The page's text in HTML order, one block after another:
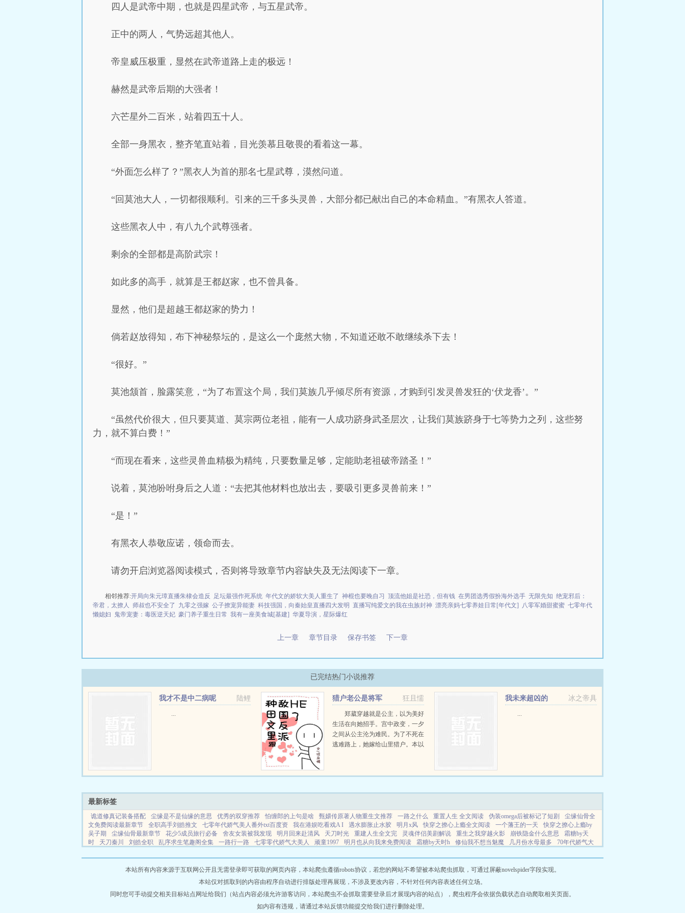
四人是武帝中期，也就是四星武帝，与五星武帝。
正中的两人，气势远超其他人。
帝皇威压极重，显然在武帝道路上走的极远！
赫然是武帝后期的大强者！
六芒星外二百米，站着四五十人。
全部一身黑衣，整齐笔直站着，目光羡慕且敬畏的看着这一幕。
“外面怎么样了？”黑衣人为首的那名七星武尊，漠然问道。
“回莫池大人，一切都很顺利。引来的三千多头灵兽，大部分都已献出自己的本命精血。”有黑衣人答道。
这些黑衣人中，有八九个武尊强者。
剩余的全部都是高阶武宗！
如此多的高手，就算是王都赵家，也不曾具备。
显然，他们是超越王都赵家的势力！
倘若赵放得知，布下神秘祭坛的，是这么一个庞然大物，不知道还敢不敢继续杀下去！
“很好。”
莫池颔首，脸露笑意，“为了布置这个局，我们莫族几乎倾尽所有资源，才购到引发灵兽发狂的‘伏龙香’。”
“虽然代价很大，但只要莫道、莫宗两位老祖，能有一人成功跻身武圣层次，让我们莫族跻身于七等势力之列，这些努
力，就不算白费！”
“而现在看来，这些灵兽血精极为精纯，只要数量足够，定能助老祖破帝踏圣！”
说着，莫池吩咐身后之人道：“去把其他材料也放出去，要吸引更多灵兽前来！”
“是！”
有黑衣人恭敬应诺，领命而去。
请勿开启浏览器阅读模式，否则将导致章节内容缺失及无法阅读下一章。
相邻推荐:开局向朱元璋直播朱棣会造反 足坛最强作死系统 年代文的娇软大美人重生了 神棍也要晚自习 顶流他姐是社恐，但有钱 在男团选秀假扮海外选手 无限先知 绝宠邪后：
帝君，太撩人
师叔也不安全了 九零之强嫁 公子撩宠异能妻 科技强国，向秦始皇直播四大发明 直播写纯爱文的我在虫族封神 漂亮亲妈七零养娃日常[年代文] 八零军婚甜蜜蜜 七零年代
懒媳妇
鬼帝宠妻：毒医逆天妃 豪门养子重生日常 我有一座美食城[基建] 华夏导演，星际爆红
上一章 章节目录 保存书签 下一章
已完结热门小说推荐
陆鲤
我才不是中二病呢
...
狂且懦
猎户老公是将军
郑葳穿越就是公主，以为美好
生活在向她招手。宫中政变，一夕
之间从公主沦为难民。为了不死在
逃难路上，她嫁给山里猎户。本以
冰之帝具
我未来超凶的
...
最新标签
诡道修真记装备搭配 尘缘是不是仙缘的意思 优秀的双穿推荐 怕缠郎的上句是啥 甄嬛传原著人物重生文推荐 一路之什么 重置人生 全文阅读 伪装omega后被标记了短剧
尘缘仙骨全
文免费阅读最新章节
全职高手刘皓推文 七零年代娇气美人番外txt百度资 我在港娱吃看戏A I 遇水膨胀止水胶 明月x风 快穿之撩心上瘾全文阅读 一个藩王的一天
快穿之撩心上瘾by
吴子期
尘缘仙骨最新章节 花少5成员旅行必备 舍友女装被我发现 明月回来赴清风 天刀时光 重建人生全文完 灵魂伴侣美剧解说 重生之我穿越火影 崩铁隐金什么意思
霜糖by天
时
天刀秦川 刘皓全职 乱序求生笔趣阁全集 一路行一路 七零零代娇气大美人 顽童1997 明月也从向我来免费阅读 霜糖by天时h 修仙我不想当魅魔 几月份水母最多
70年代娇气大
霜糖poby天时笔趣阁免费阅读
我不知道我喜欢你什么下一句 一路行径处全诗及注解 花少5旅途慢慢
网站地图
本站所有内容来源于互联网公开且无需登录即可获取的网页内容，本站爬虫遵循robots协议，若您的网站不希望被本站爬虫抓取，可通过屏蔽novelspider字段实现。
本站仅对抓取到的内容由程序自动进行排版处理再展现，不涉及更改内容，不针对任何内容表述任何立场。
同时您可手动提交相关目标站点网址给我们（站点内容必须允许游客访问，本站爬虫不会抓取需要登录后才展现内容的站点），爬虫程序会依据负载状态自动爬取相关页面。
如内容有违规，请通过本站反馈功能提交给我们进行删除处理。